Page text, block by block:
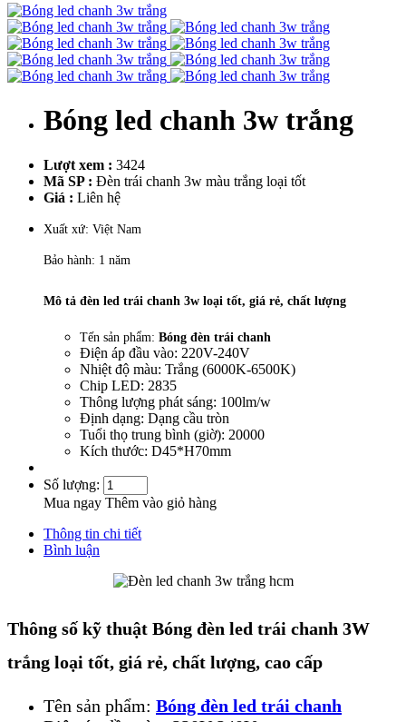
Bóng led chanh 3w trắng
Lượt xem : 3424
Mã SP : Đèn trái chanh 3w màu trắng loại tốt
Giá : Liên hệ
Xuất xứ: Việt Nam
Bảo hành: 1 năm
Mô tả đèn led trái chanh 3w loại tốt, giá rẻ, chất lượng
Tến sản phẩm: Bóng đèn trái chanh
Điện áp đầu vào: 220V-240V
Nhiệt độ màu: Trắng (6000K-6500K)
Chip LED: 2835
Thông lượng phát sáng: 100lm/w
Định dạng: Dạng cầu tròn
Tuổi thọ trung bình (giờ): 20000
Kích thước: D45*H70mm
Số lượng:
Mua ngay Thêm vào giỏ hàng
Thông tin chi tiết
Bình luận
Thông số kỹ thuật Bóng đèn led trái chanh 3W
trắng loại tốt, giá rẻ, chất lượng, cao cấp
Tên sản phẩm: Bóng đèn led trái chanh